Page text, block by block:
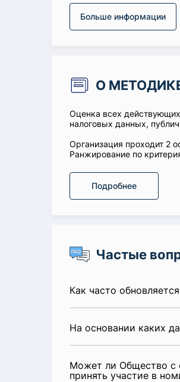
Больше информации
О
Оценка всех
налоговых данных,
Организация проходит 2
Ранжирование по
Подробнее
Частые
Как часто
На основании каких
Может ли Общество с
принять участие в